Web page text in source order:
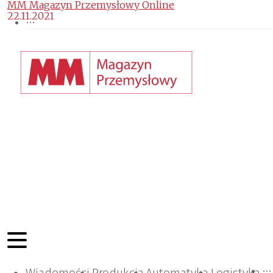
MM Magazyn Przemysłowy Online
22.11.2021